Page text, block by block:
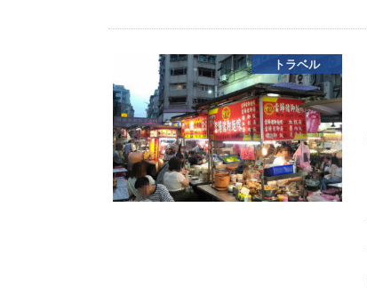
トラベル